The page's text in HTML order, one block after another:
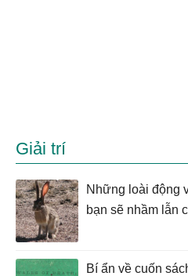
Giải trí
Những loài động
bạn sẽ nhầm lẫn
Bí ẩn về cuốn